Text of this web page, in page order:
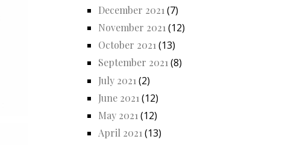
December 2021 (7)
November 2021 (12)
October 2021(13)
September 2021(8)
July 2021 (2)
June 2021 (12)
May 2021 (12)
April 2021 (13)